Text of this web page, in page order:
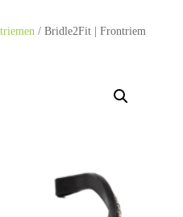
/ Bridle2Fit | Frontriem